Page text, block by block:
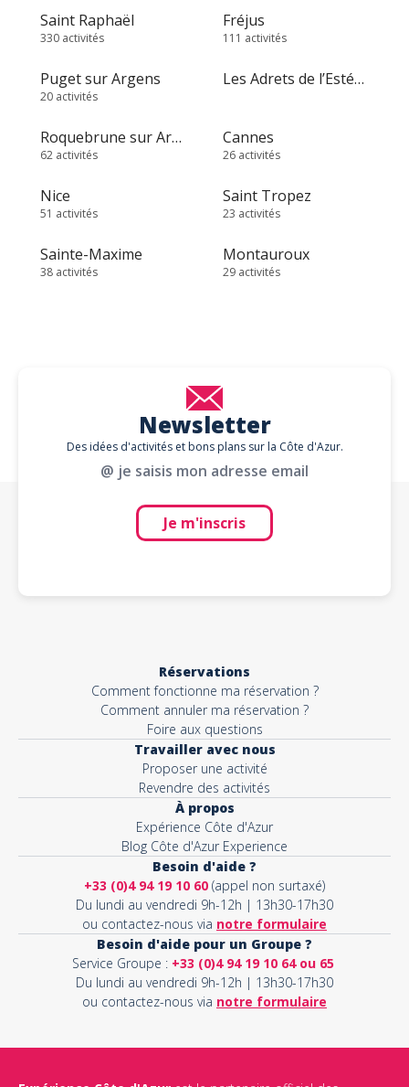
Saint Raphaël
330 activités
Fréjus
111 activités
Puget sur Argens
20 activités
Les Adrets de l’Estérel
Roquebrune sur Argens
62 activités
Cannes
26 activités
Nice
51 activités
Saint Tropez
23 activités
Sainte-Maxime
38 activités
Montauroux
29 activités
Newsletter
Des idées d'activités et bons plans sur la Côte d'Azur.
@ je saisis mon adresse email
Je m'inscris
Réservations
Comment fonctionne ma réservation ?
Comment annuler ma réservation ?
Foire aux questions
Travailler avec nous
Proposer une activité
Revendre des activités
À propos
Expérience Côte d'Azur
Blog Côte d'Azur Experience
Besoin d'aide ?
+33 (0)4 94 19 10 60 (appel non surtaxé)
Du lundi au vendredi 9h-12h | 13h30-17h30
ou contactez-nous via notre formulaire
Besoin d'aide pour un Groupe ?
Service Groupe : +33 (0)4 94 19 10 64 ou 65
Du lundi au vendredi 9h-12h | 13h30-17h30
ou contactez-nous via notre formulaire